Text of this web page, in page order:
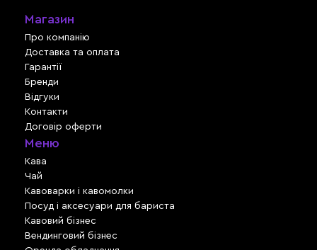
Магазин
Про компанію
Доставка та оплата
Гарантії
Бренди
Відгуки
Контакти
Договір оферти
Меню
Кава
Чай
Кавоварки і кавомолки
Посуд і аксесуари для бариста
Кавовий бізнес
Вендинговий бізнес